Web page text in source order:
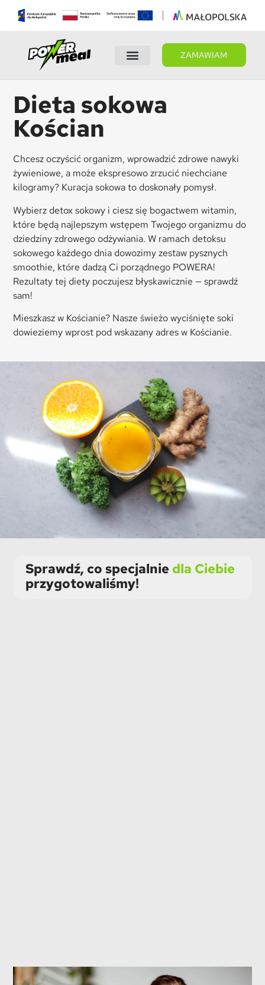
ZAMAWIAM
Dieta sokowa
Kościan
Chcesz oczyścić organizm, wprowadzić zdrowe nawyki
żywieniowe, a może ekspresowo zrzucić niechciane
kilogramy? Kuracja sokowa to doskonały pomysł.
Wybierz detox sokowy i ciesz się bogactwem witamin,
które będą najlepszym wstępem Twojego organizmu do
dziedziny zdrowego odżywiania. W ramach detoksu
sokowego każdego dnia dowozimy zestaw pysznych
smoothie, które dadzą Ci porządnego POWERA!
Rezultaty tej diety poczujesz błyskawicznie — sprawdź
sam!
Mieszkasz w Kościanie? Nasze świeżo wyciśnięte soki
dowieziemy wprost pod wskazany adres w Kościanie.
Sprawdź, co specjalnie dla Ciebie
przygotowaliśmy!